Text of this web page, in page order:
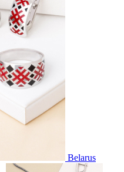
Belarus